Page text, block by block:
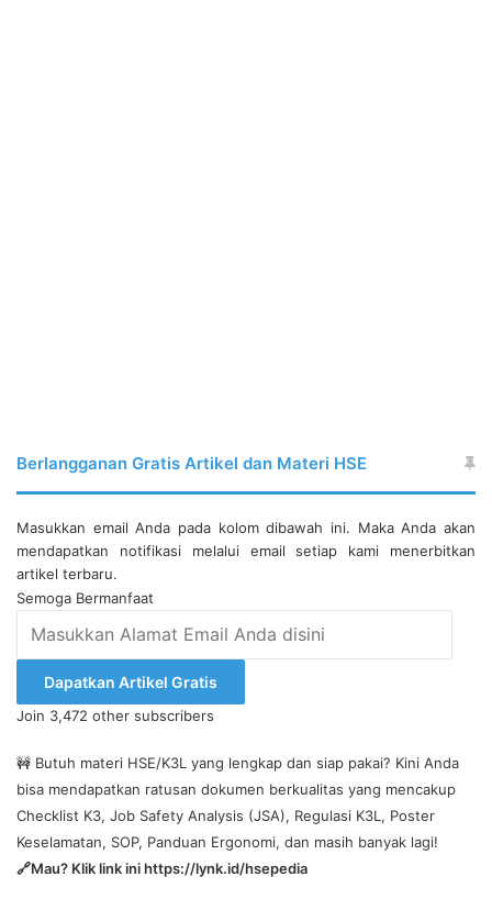
Berlangganan Gratis Artikel dan Materi HSE
Masukkan email Anda pada kolom dibawah ini. Maka Anda akan
mendapatkan notifikasi melalui email setiap kami menerbitkan
artikel terbaru.
Semoga Bermanfaat
Alamat
Anda
disini
Dapatkan Artikel Gratis
Join 3,472 other subscribers
🚧 Butuh materi HSE/K3L yang lengkap dan siap pakai? Kini Anda
bisa mendapatkan ratusan dokumen berkualitas yang mencakup
Checklist K3, Job Safety Analysis (JSA), Regulasi K3L, Poster
Keselamatan, SOP, Panduan Ergonomi, dan masih banyak lagi!
🔗Mau? Klik link inihttps://lynk.id/hsepedia